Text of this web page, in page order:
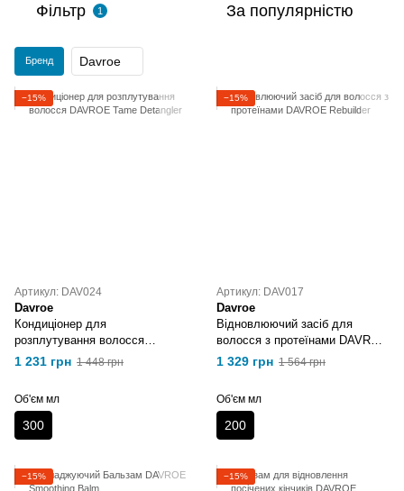
Фільтр 1 За популярністю
Бренд Davroe
−15%
Артикул: DAV024
Davroe
Кондиціонер для
розплутування волосся
DAVROE Tame Detangler
1 231 грн 1 448 грн
Об'єм мл
300
−15%
Артикул: DAV017
Davroe
Відновлюючий засіб для
волосся з протеїнами DAVROE
Rebuilder
1 329 грн 1 564 грн
Об'єм мл
200
−15% −15%